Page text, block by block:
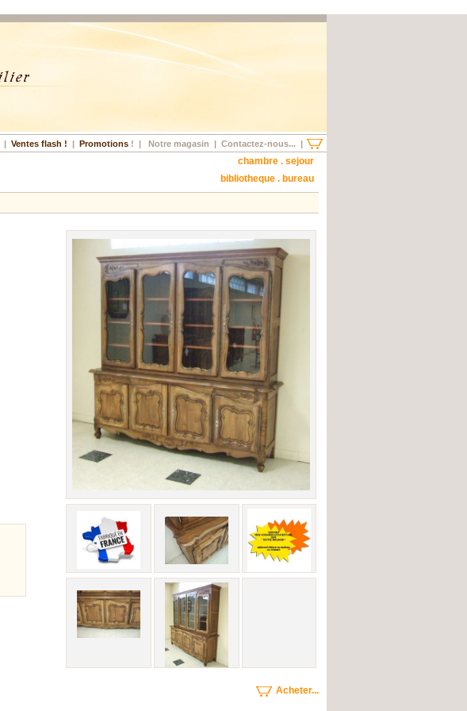
| Ventes flash ! | Promotions ! | Notre magasin | Contactez-nous... |
chambre . sejour
bibliotheque . bureau
Acheter...